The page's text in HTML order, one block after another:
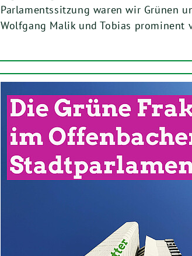
Parlamentssitzung waren wir Grünen
Wolfgang Malik und Tobias prominent